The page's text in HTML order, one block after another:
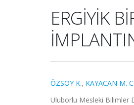
ERGİYİK
ÖZSOY K., KAYACAN M. C.
Uluborlu Mesleki Bilimler